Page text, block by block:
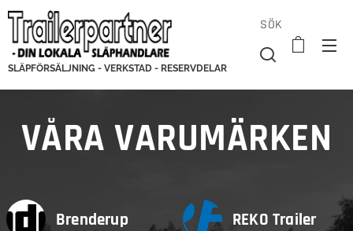
SLÄPFÖRSÄLJNING - VERKSTAD - RESERVDELAR
SÖK
VÅRA VARUMÄRKEN
Brenderup REKO Trailer